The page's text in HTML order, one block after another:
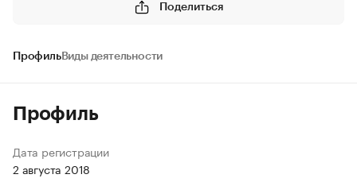
Поделиться
ПрофильВиды деятельности
Профиль
Дата регистрации
2 августа 2018